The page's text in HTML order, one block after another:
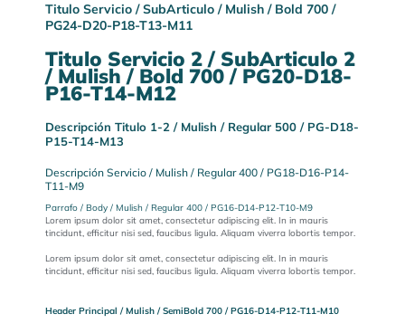
Titulo Servicio / SubArticulo / Mulish / Bold 700 /
PG24-D20-P18-T13-M11
Titulo Servicio 2 / SubArticulo 2
/ Mulish / Bold 700 / PG20-D18-
P16-T14-M12
Descripción Titulo 1-2 / Mulish / Regular 500 / PG-D18-
P15-T14-M13
Descripción Servicio / Mulish / Regular 400 / PG18-D16-P14-
T11-M9
Parrafo / Body / Mulish / Regular 400 / PG16-D14-P12-T10-M9
Lorem ipsum dolor sit amet, consectetur adipiscing elit. In in mauris
tincidunt, efficitur nisi sed, faucibus ligula. Aliquam viverra lobortis tempor.
Lorem ipsum dolor sit amet, consectetur adipiscing elit. In in mauris
tincidunt, efficitur nisi sed, faucibus ligula. Aliquam viverra lobortis tempor.
Header Principal / Mulish / SemiBold 700 / PG16-D14-P12-T11-M10